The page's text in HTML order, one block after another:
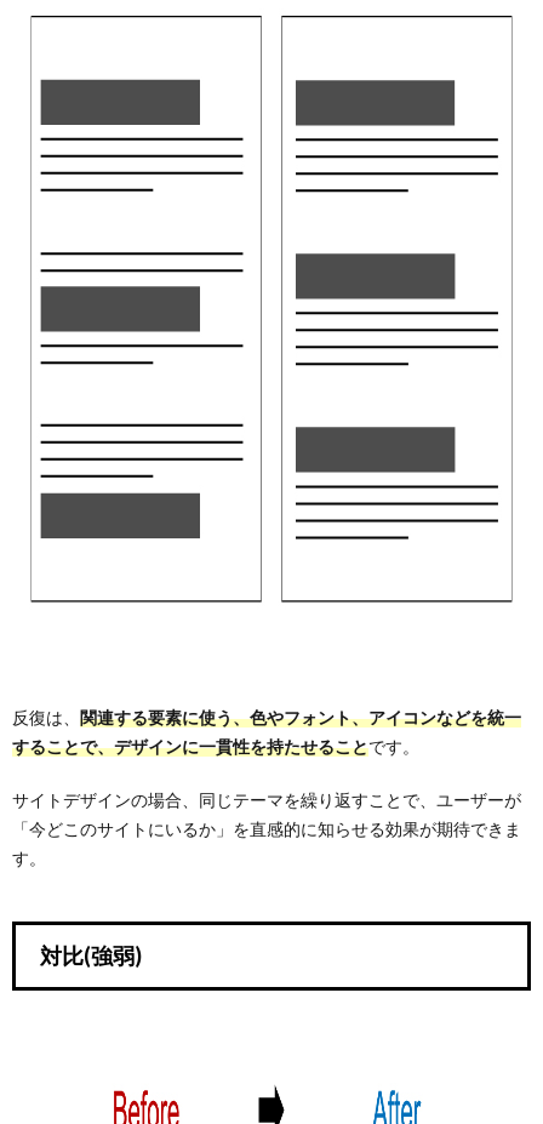
反復は、 関連する要素に使う、色やフォント、アイコンなどを統一
することで、デザインに一貫性を持たせることです。
サイトデザインの場合、同じテーマを繰り返すことで、ユーザーが
「今どこのサイトにいるか」を直感的に知らせる効果が期待できま
す。
対比(強弱)